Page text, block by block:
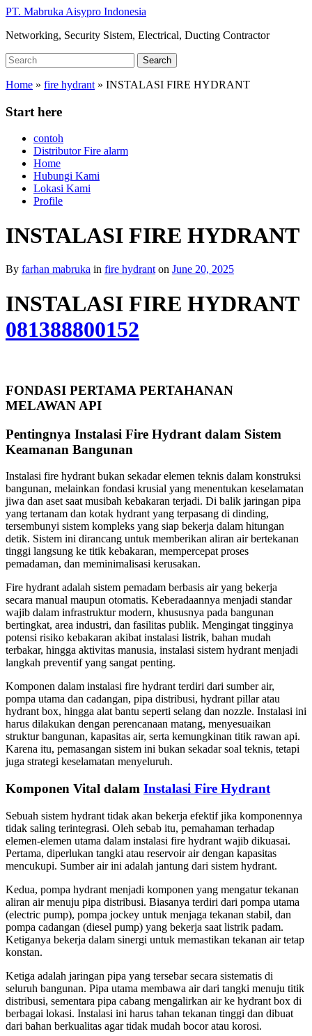
Skip
main
PT. Mabruka Aisypro Indonesia
Networking, Security Sistem, Electrical, Ducting Contractor
Search
for:
Search
Home » fire hydrant » INSTALASI FIRE HYDRANT
Start here
contoh
Distributor Fire alarm
Home
Hubungi Kami
Lokasi Kami
Profile
INSTALASI FIRE HYDRANT
By farhan mabruka in fire hydrant on June 20, 2025
INSTALASI FIRE HYDRANT
081388800152
FONDASI PERTAMA PERTAHANAN
MELAWAN API
Pentingnya Instalasi Fire Hydrant dalam Sistem
Keamanan Bangunan
Instalasi fire hydrant bukan sekadar elemen teknis dalam konstruksi
bangunan, melainkan fondasi krusial yang menentukan keselamatan
jiwa dan aset saat musibah kebakaran terjadi. Di balik jaringan pipa
yang tertanam dan kotak hydrant yang terpasang di dinding,
tersembunyi sistem kompleks yang siap bekerja dalam hitungan
detik. Sistem ini dirancang untuk memberikan aliran air bertekanan
tinggi langsung ke titik kebakaran, mempercepat proses
pemadaman, dan meminimalisasi kerusakan.
Fire hydrant adalah sistem pemadam berbasis air yang bekerja
secara manual maupun otomatis. Keberadaannya menjadi standar
wajib dalam infrastruktur modern, khususnya pada bangunan
bertingkat, area industri, dan fasilitas publik. Mengingat tingginya
potensi risiko kebakaran akibat instalasi listrik, bahan mudah
terbakar, hingga aktivitas manusia, instalasi sistem hydrant menjadi
langkah preventif yang sangat penting.
Komponen dalam instalasi fire hydrant terdiri dari sumber air,
pompa utama dan cadangan, pipa distribusi, hydrant pillar atau
hydrant box, hingga alat bantu seperti selang dan nozzle. Instalasi ini
harus dilakukan dengan perencanaan matang, menyesuaikan
struktur bangunan, kapasitas air, serta kemungkinan titik rawan api.
Karena itu, pemasangan sistem ini bukan sekadar soal teknis, tetapi
juga strategi keselamatan menyeluruh.
Komponen Vital dalam Instalasi Fire Hydrant
Sebuah sistem hydrant tidak akan bekerja efektif jika komponennya
tidak saling terintegrasi. Oleh sebab itu, pemahaman terhadap
elemen-elemen utama dalam instalasi fire hydrant wajib dikuasai.
Pertama, diperlukan tangki atau reservoir air dengan kapasitas
mencukupi. Sumber air ini adalah jantung dari sistem hydrant.
Kedua, pompa hydrant menjadi komponen yang mengatur tekanan
aliran air menuju pipa distribusi. Biasanya terdiri dari pompa utama
(electric pump), pompa jockey untuk menjaga tekanan stabil, dan
pompa cadangan (diesel pump) yang bekerja saat listrik padam.
Ketiganya bekerja dalam sinergi untuk memastikan tekanan air tetap
konstan.
Ketiga adalah jaringan pipa yang tersebar secara sistematis di
seluruh bangunan. Pipa utama membawa air dari tangki menuju titik
distribusi, sementara pipa cabang mengalirkan air ke hydrant box di
berbagai lokasi. Instalasi ini harus tahan tekanan tinggi dan dibuat
dari bahan berkualitas agar tidak mudah bocor atau korosi.